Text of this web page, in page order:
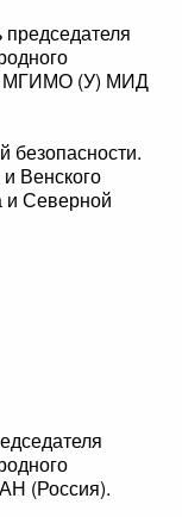
МГИМО (У) МИД
Венского
Северной
(Россия).